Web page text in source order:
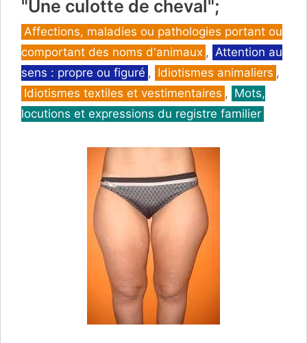
"Une culotte de cheval";
Catégories
Affections, maladies ou pathologies portant ou
comportant des noms d'animaux , Attention au
sens : propre ou figuré , Idiotismes animaliers ,
Idiotismes textiles et vestimentaires , Mots,
locutions et expressions du registre familier